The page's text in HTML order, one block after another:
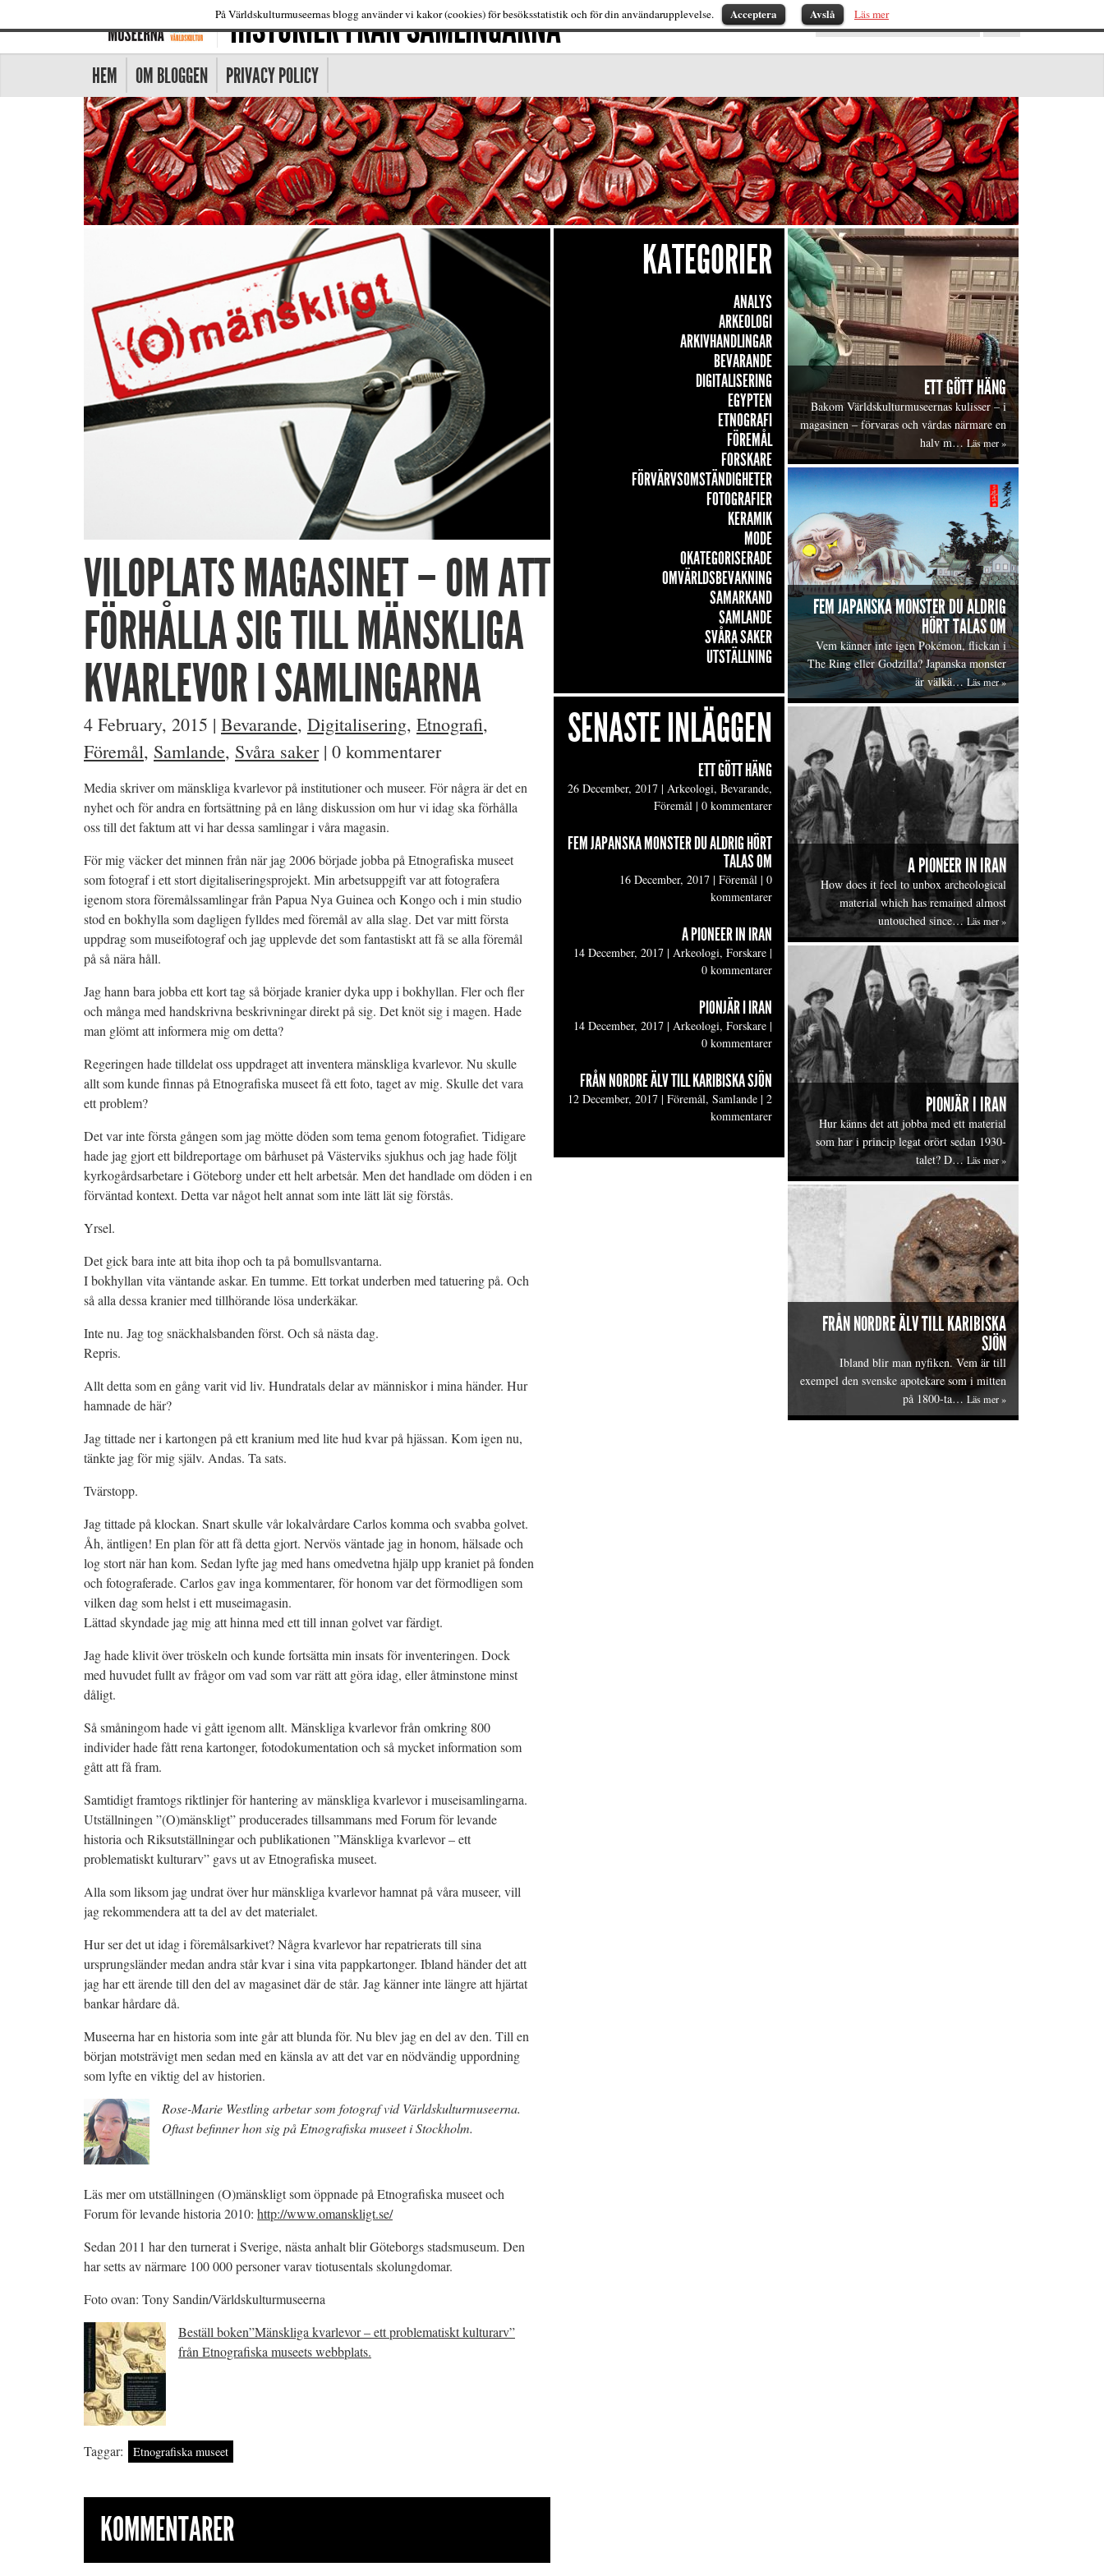
HISTORIER FRÅN SAMLINGARNA
HEM OM BLOGGEN PRIVACY POLICY
VILOPLATS MAGASINET – OM ATT
FÖRHÅLLA SIG TILL MÄNSKLIGA
KVARLEVOR I SAMLINGARNA
4 February, 2015 | Bevarande, Digitalisering, Etnografi,
Föremål, Samlande, Svåra saker | 0 kommentarer
Media skriver om mänskliga kvarlevor på institutioner och museer. För några är det en
nyhet och för andra en fortsättning på en lång diskussion om hur vi idag ska förhålla
oss till det faktum att vi har dessa samlingar i våra magasin.
För mig väcker det minnen från när jag 2006 började jobba på Etnografiska museet
som fotograf i ett stort digitaliseringsprojekt. Min arbetsuppgift var att fotografera
igenom stora föremålssamlingar från Papua Nya Guinea och Kongo och i min studio
stod en bokhylla som dagligen fylldes med föremål av alla slag. Det var mitt första
uppdrag som museifotograf och jag upplevde det som fantastiskt att få se alla föremål
på så nära håll.
Jag hann bara jobba ett kort tag så började kranier dyka upp i bokhyllan. Fler och fler
och många med handskrivna beskrivningar direkt på sig. Det knöt sig i magen. Hade
man glömt att informera mig om detta?
Regeringen hade tilldelat oss uppdraget att inventera mänskliga kvarlevor. Nu skulle
allt som kunde finnas på Etnografiska museet få ett foto, taget av mig. Skulle det vara
ett problem?
Det var inte första gången som jag mötte döden som tema genom fotografiet. Tidigare
hade jag gjort ett bildreportage om bårhuset på Västerviks sjukhus och jag hade följt
kyrkogårdsarbetare i Göteborg under ett helt arbetsår. Men det handlade om döden i en
förväntad kontext. Detta var något helt annat som inte lätt lät sig förstås.
Yrsel.
Det gick bara inte att bita ihop och ta på bomullsvantarna.
I bokhyllan vita väntande askar. En tumme. Ett torkat underben med tatuering på. Och
så alla dessa kranier med tillhörande lösa underkäkar.
Inte nu. Jag tog snäckhalsbanden först. Och så nästa dag.
Repris.
Allt detta som en gång varit vid liv. Hundratals delar av människor i mina händer. Hur
hamnade de här?
Jag tittade ner i kartongen på ett kranium med lite hud kvar på hjässan. Kom igen nu,
tänkte jag för mig själv. Andas. Ta sats.
Tvärstopp.
Jag tittade på klockan. Snart skulle vår lokalvårdare Carlos komma och svabba golvet.
Åh, äntligen! En plan för att få detta gjort. Nervös väntade jag in honom, hälsade och
log stort när han kom. Sedan lyfte jag med hans omedvetna hjälp upp kraniet på fonden
och fotograferade. Carlos gav inga kommentarer, för honom var det förmodligen som
vilken dag som helst i ett museimagasin.
Lättad skyndade jag mig att hinna med ett till innan golvet var färdigt.
Jag hade klivit över tröskeln och kunde fortsätta min insats för inventeringen. Dock
med huvudet fullt av frågor om vad som var rätt att göra idag, eller åtminstone minst
dåligt.
Så småningom hade vi gått igenom allt. Mänskliga kvarlevor från omkring 800
individer hade fått rena kartonger, fotodokumentation och så mycket information som
gått att få fram.
Samtidigt framtogs riktlinjer för hantering av mänskliga kvarlevor i museisamlingarna.
Utställningen ”(O)mänskligt” producerades tillsammans med Forum för levande
historia och Riksutställningar och publikationen ”Mänskliga kvarlevor – ett
problematiskt kulturarv” gavs ut av Etnografiska museet.
Alla som liksom jag undrat över hur mänskliga kvarlevor hamnat på våra museer, vill
jag rekommendera att ta del av det materialet.
Hur ser det ut idag i föremålsarkivet? Några kvarlevor har repatrierats till sina
ursprungsländer medan andra står kvar i sina vita pappkartonger. Ibland händer det att
jag har ett ärende till den del av magasinet där de står. Jag känner inte längre att hjärtat
bankar hårdare då.
Museerna har en historia som inte går att blunda för. Nu blev jag en del av den. Till en
början motsträvigt men sedan med en känsla av att det var en nödvändig uppordning
som lyfte en viktig del av historien.
Rose-Marie Westling arbetar som fotograf vid Världskulturmuseerna.
Oftast befinner hon sig på Etnografiska museet i Stockholm.
Läs mer om utställningen (O)mänskligt som öppnade på Etnografiska museet och
Forum för levande historia 2010: http://www.omanskligt.se/
Sedan 2011 har den turnerat i Sverige, nästa anhalt blir Göteborgs stadsmuseum. Den
har setts av närmare 100 000 personer varav tiotusentals skolungdomar.
Foto ovan: Tony Sandin/Världskulturmuseerna
Beställ boken”Mänskliga kvarlevor – ett problematiskt kulturarv”
från Etnografiska museets webbplats.
Taggar: Etnografiska museet
KOMMENTARER
ETT GÖTT HÄNG
Bakom Världskulturmuseernas kulisser – i
magasinen – förvaras och vårdas närmare en
halv m… Läs mer »
FEM JAPANSKA MONSTER DU ALDRIG
HÖRT TALAS OM
Vem känner inte igen Pokémon, flickan i
The Ring eller Godzilla? Japanska monster
är välkä…Läs mer »
A PIONEER IN IRAN
How does it feel to unbox archeological
material which has remained almost
untouched since… Läs mer »
PIONJÄR I IRAN
Hur känns det att jobba med ett material
som har i princip legat orört sedan 1930-
talet? D… Läs mer »
FRÅN NORDRE ÄLV TILL KARIBISKA
SJÖN
Ibland blir man nyfiken. Vem är till
exempel den svenske apotekare som i mitten
på 1800-ta…Läs mer »
KATEGORIER
ANALYS
ARKEOLOGI
ARKIVHANDLINGAR
BEVARANDE
DIGITALISERING
EGYPTEN
ETNOGRAFI
FÖREMÅL
FORSKARE
FÖRVÄRVSOMSTÄNDIGHETER
FOTOGRAFIER
KERAMIK
MODE
OKATEGORISERADE
OMVÄRLDSBEVAKNING
SAMARKAND
SAMLANDE
SVÅRA SAKER
UTSTÄLLNING
SENASTE INLÄGGEN
ETT GÖTT HÄNG
26 December, 2017 | Arkeologi, Bevarande,
Föremål | 0 kommentarer
FEM JAPANSKA MONSTER DU ALDRIG HÖRT
TALAS OM
16 December, 2017 | Föremål | 0
kommentarer
A PIONEER IN IRAN
14 December, 2017 | Arkeologi, Forskare |
0 kommentarer
PIONJÄR I IRAN
14 December, 2017 | Arkeologi, Forskare |
0 kommentarer
FRÅN NORDRE ÄLV TILL KARIBISKA SJÖN
12 December, 2017 | Föremål, Samlande | 2
kommentarer
På Världskulturmuseernas blogg använder vi kakor (cookies) för besöksstatistik och för din användarupplevelse. Acceptera Avslå Läs mer